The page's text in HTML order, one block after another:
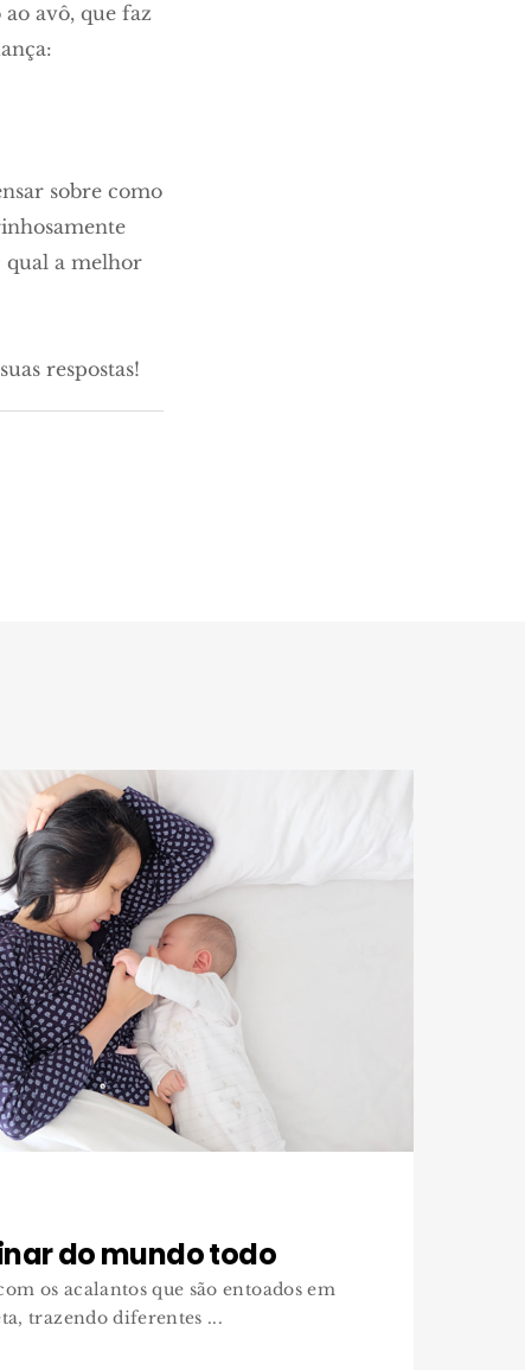
avô, que faz
sobre como
qual a melhor
respostas!
do mundo todo
os acalantos que são entoados em
trazendo diferentes ...